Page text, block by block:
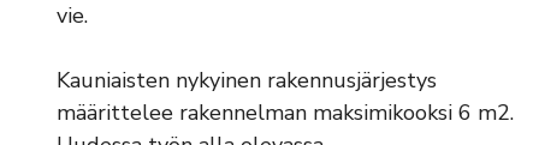
vie.
Kauniaisten nykyinen rakennusjärjestys
määrittelee rakennelman maksimikooksi 6 m2.